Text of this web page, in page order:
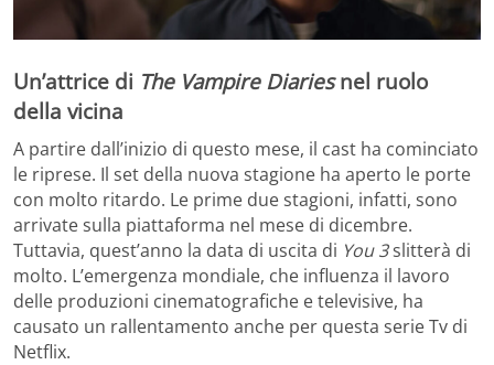
Un’attrice di The Vampire Diariesnel ruolo
della vicina
A partire dall’inizio di questo mese, il cast ha cominciato
le riprese. Il set della nuova stagione ha aperto le porte
con molto ritardo. Le prime due stagioni, infatti, sono
arrivate sulla piattaforma nel mese di dicembre.
Tuttavia, quest’anno la data di uscita di You 3slitterà di
molto. L’emergenza mondiale, che influenza il lavoro
delle produzioni cinematografiche e televisive, ha
causato un rallentamento anche per questa serie Tv di
Netflix.